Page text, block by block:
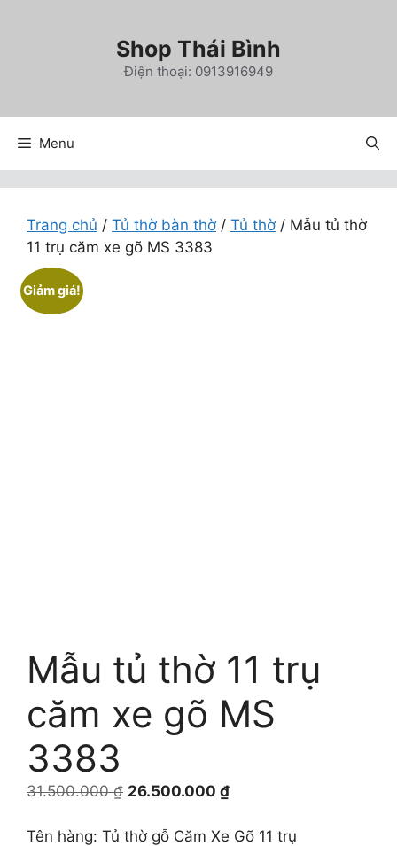
Shop Thái Bình
Điện thoại: 0913916949
Menu
Trang chủ / Tủ thờ bàn thờ / Tủ thờ / Mẫu tủ thờ
11 trụ căm xe gõ MS 3383
Giảm giá!
Mẫu tủ thờ 11 trụ
căm xe gõ MS
3383
31.500.000₫ Giá
là:
26.500.000 ₫Giá
tại
Tên hàng: Tủ thờ gỗ Căm Xe Gõ 11 trụ